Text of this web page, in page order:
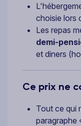
choisie lors
Les repas
demi-
et diners
Ce prix ne
Tout ce qui
paragraphe